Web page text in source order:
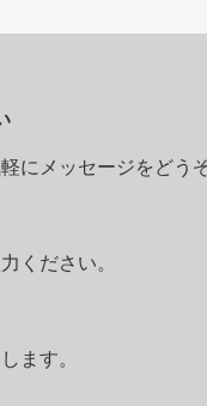
にメッセージをどうぞ
ください。
ます。